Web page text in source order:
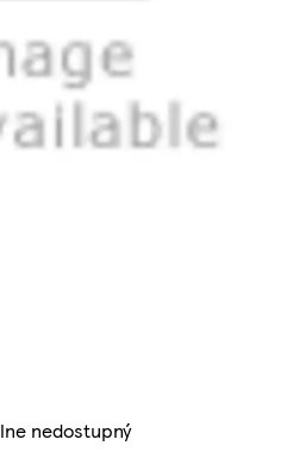
nedostupný